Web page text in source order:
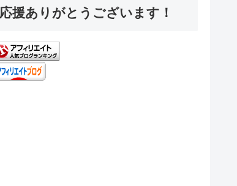
応援ありがとうございます！